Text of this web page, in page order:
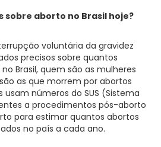
sobre aborto no Brasil hoje?
voluntária da gravidez
precisos sobre quantos
Brasil, quem são as mulheres
as que morrem por abortos
usam números do SUS (Sistema
a procedimentos pós-aborto
para estimar quantos abortos
no país a cada ano.